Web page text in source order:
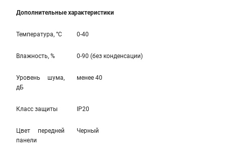
Дополнительные характеристики
Температура, °С 0-40
Влажность, % 0-90 (без конденсации)
Уровень шума,
дБ
менее 40
Класс защиты IP20
Цвет передней
панели
Черный